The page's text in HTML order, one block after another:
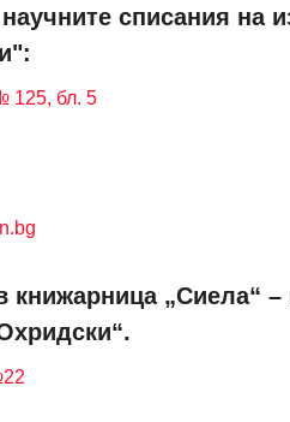
списания на
125, бл. 5
книжарница „Сиела“